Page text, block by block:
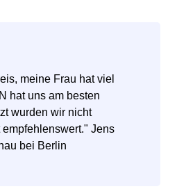
meine Frau hat viel
hat uns am besten
wurden wir nicht
Jens
bei Berlin